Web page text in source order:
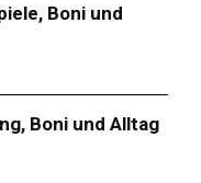
Boni und
Boni und Alltag